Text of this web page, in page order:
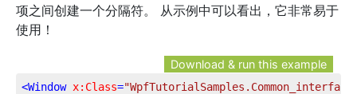
项之间创建一个分隔符。 从示例中可以看出，它非常易于
使用！
Download & run this example
<Window x:Class=